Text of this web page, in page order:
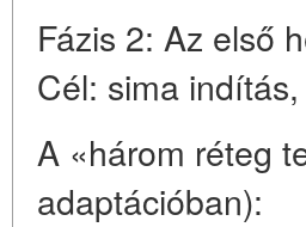
Fázis 2: Az első
Cél: sima
A «három réteg
adaptációban):